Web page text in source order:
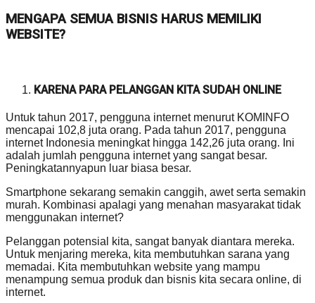
MENGAPA SEMUA BISNIS HARUS MEMILIKI
WEBSITE?
KARENA PARA PELANGGAN KITA SUDAH ONLINE
Untuk tahun 2017, pengguna internet menurut KOMINFO
mencapai 102,8 juta orang. Pada tahun 2017, pengguna
internet Indonesia meningkat hingga 142,26 juta orang. Ini
adalah jumlah pengguna internet yang sangat besar.
Peningkatannyapun luar biasa besar.
Smartphone sekarang semakin canggih, awet serta semakin
murah. Kombinasi apalagi yang menahan masyarakat tidak
menggunakan internet?
Pelanggan potensial kita, sangat banyak diantara mereka.
Untuk menjaring mereka, kita membutuhkan sarana yang
memadai. Kita membutuhkan website yang mampu
menampung semua produk dan bisnis kita secara online, di
internet.